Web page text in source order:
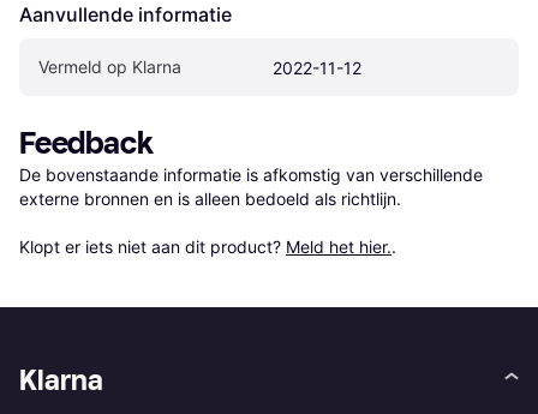
Aanvullende informatie
Vermeld op Klarna 2022-11-12
Feedback
De bovenstaande informatie is afkomstig van verschillende
externe bronnen en is alleen bedoeld als richtlijn.
Klopt er iets niet aan dit product? Meld het hier..
Klarna